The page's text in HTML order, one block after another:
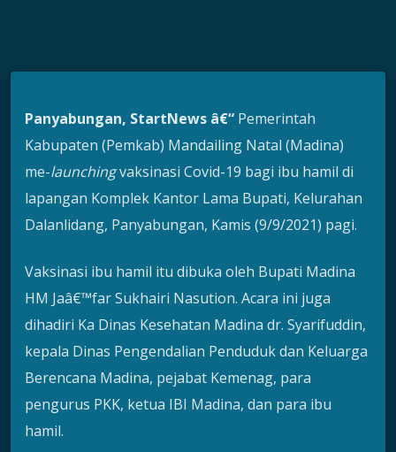
Panyabungan, StartNews â€“ Pemerintah
Kabupaten (Pemkab) Mandailing Natal (Madina)
me-launchingvaksinasi Covid-19 bagi ibu hamil di
lapangan Komplek Kantor Lama Bupati, Kelurahan
Dalanlidang, Panyabungan, Kamis (9/9/2021) pagi.
Vaksinasi ibu hamil itu dibuka oleh Bupati Madina
HM Jaâ€™far Sukhairi Nasution. Acara ini juga
dihadiri Ka Dinas Kesehatan Madina dr. Syarifuddin,
kepala Dinas Pengendalian Penduduk dan Keluarga
Berencana Madina, pejabat Kemenag, para
pengurus PKK, ketua IBI Madina, dan para ibu
hamil.